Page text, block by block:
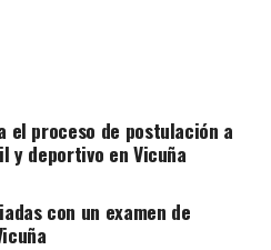
el proceso de postulación a
y deportivo en Vicuña
con un examen de